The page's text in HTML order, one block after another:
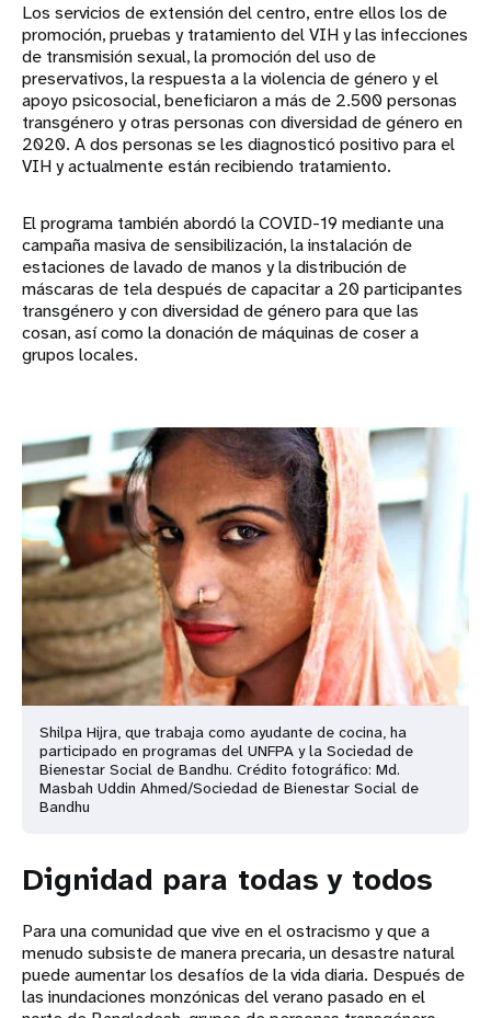
Los servicios de extensión del centro, entre ellos los de
promoción, pruebas y tratamiento del VIH y las infecciones
de transmisión sexual, la promoción del uso de
preservativos, la respuesta a la violencia de género y el
apoyo psicosocial, beneficiaron a más de 2.500 personas
transgénero y otras personas con diversidad de género en
2020. A dos personas se les diagnosticó positivo para el
VIH y actualmente están recibiendo tratamiento.
El programa también abordó la COVID-19 mediante una
campaña masiva de sensibilización, la instalación de
estaciones de lavado de manos y la distribución de
máscaras de tela después de capacitar a 20 participantes
transgénero y con diversidad de género para que las
cosan, así como la donación de máquinas de coser a
grupos locales.
Shilpa Hijra, que trabaja como ayudante de cocina, ha
participado en programas del UNFPA y la Sociedad de
Bienestar Social de Bandhu. Crédito fotográfico: Md.
Masbah Uddin Ahmed/Sociedad de Bienestar Social de
Bandhu
Dignidad para todas y todos
Para una comunidad que vive en el ostracismo y que a
menudo subsiste de manera precaria, un desastre natural
puede aumentar los desafíos de la vida diaria. Después de
las inundaciones monzónicas del verano pasado en el